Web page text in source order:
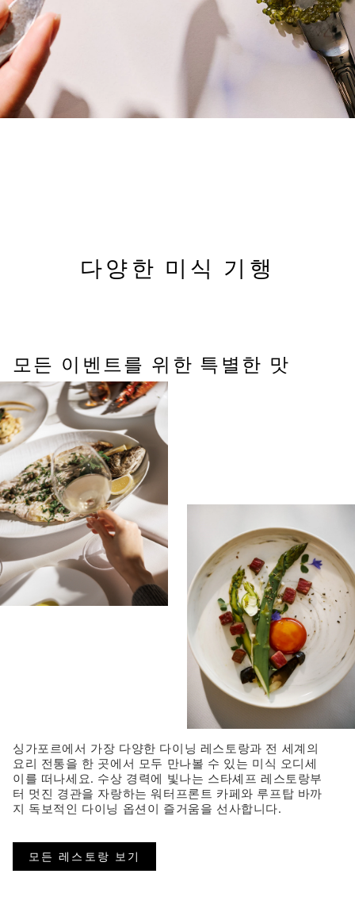
다양한 미식 기행
모든 이벤트를 위한 특별한 맛
싱가포르에서 가장 다양한 다이닝 레스토랑과 전 세계의
요리 전통을 한 곳에서 모두 만나볼 수 있는 미식 오디세
이를 떠나세요. 수상 경력에 빛나는 스타셰프 레스토랑부
터 멋진 경관을 자랑하는 워터프론트 카페와 루프탑 바까
지 독보적인 다이닝 옵션이 즐거움을 선사합니다.
모든 레스토랑 보기